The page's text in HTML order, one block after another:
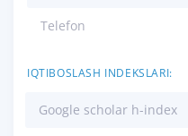
Telefon
IQTIBOSLASH INDEKSLARI:
Google scholar h-index